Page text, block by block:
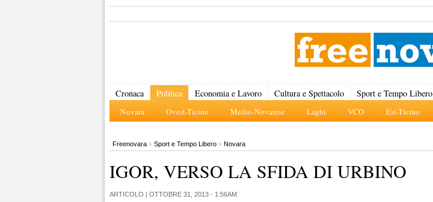
Cronaca Politica
Novara Ovest-Ticino Medio-Novarese Laghi VCO Est-Ticino
Economia e Lavoro Cultura e Spettacolo Sport e Tempo Libero
Freenovara » Sport e Tempo Libero » Novara
IGOR, VERSO LA SFIDA DI URBINO
ARTICOLO | OTTOBRE 31, 2013 - 1:56AM